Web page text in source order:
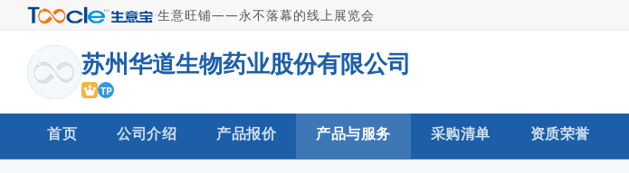
·生意旺铺——永不落幕的线上展览会
苏州华道生物药业股份有限公司
TP
首页 公司介绍 产品报价 产品与服务 采购清单 资质荣誉